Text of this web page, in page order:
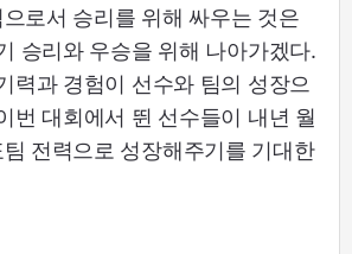
로서 승리를 위해 싸우는 것은
승리와 우승을 위해 나아가겠다.
력과 경험이 선수와 팀의 성장으
번 대회에서 뛴 선수들이 내년 월
전력으로 성장해주기를 기대한